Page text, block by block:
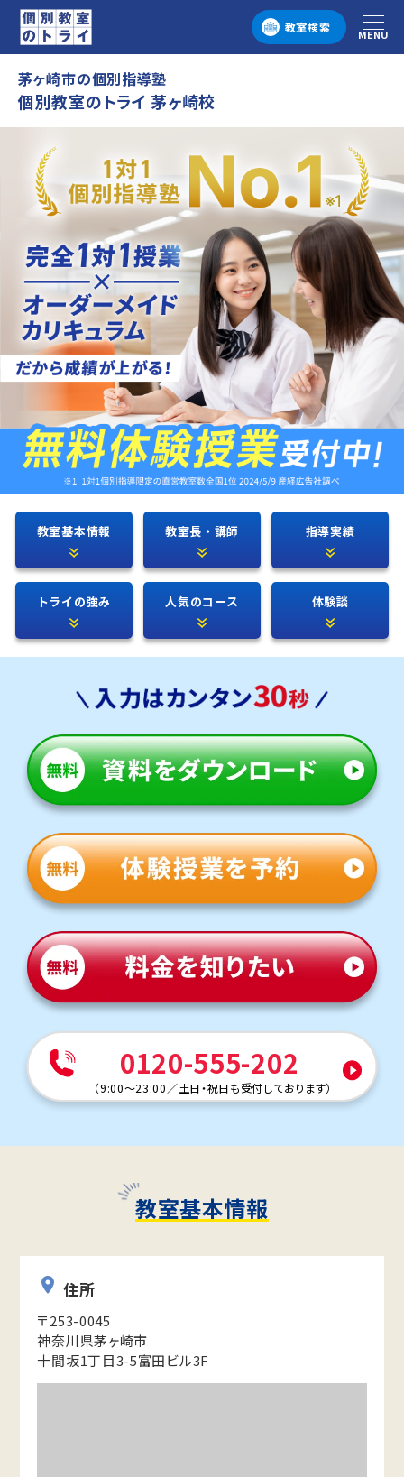
教室検索
メニュー
MENU
茅ヶ崎市の個別指導塾
個別教室のトライ 茅ヶ崎校
教室基本情報 教室長・講師 指導実績
トライの強み 人気のコース 体験談
0120-555-202
（9:00～23:00 ／土日・祝日も受付しております）
教室基本情報
住所
〒253-0045
神奈川県茅ヶ崎市
十間坂1丁目3-5富田ビル3F